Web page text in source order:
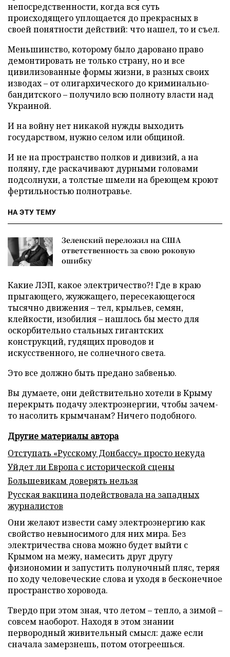
непосредственности, когда вся суть
происходящего уплощается до прекрасных в
своей понятности действий: что нашел, то и съел.
Меньшинство, которому было даровано право
демонтировать не только страну, но и все
цивилизованные формы жизни, в разных своих
изводах – от олигархического до криминально-
бандитского – получило всю полноту власти над
Украиной.
И на войну нет никакой нужды выходить
государством, нужно селом или общиной.
И не на пространство полков и дивизий, а на
поляну, где раскачивают дурными головами
подсолнухи, а толстые шмели на бреющем кроют
фертильностью полнотравье.
НА ЭТУ ТЕМУ
Зеленский переложил на США
ответственность за свою роковую
ошибку
Какие ЛЭП, какое электричество?! Где в краю
прыгающего, жужжащего, пересекающегося
тысячно движения – тел, крыльев, семян,
клейкости, изобилия – нашлось бы место для
оскорбительно стальных гигантских
конструкций, гудящих проводов и
искусственного, не солнечного света.
Это все должно быть предано забвенью.
Вы думаете, они действительно хотели в Крыму
перекрыть подачу электроэнергии, чтобы зачем-
то насолить крымчанам? Ничего подобного.
Другие материалы автора
Отступать «Русскому Донбассу» просто некуда
Уйдет ли Европа с исторической сцены
Большевикам доверять нельзя
Русская вакцина подействовала на западных
журналистов
Они желают извести саму электроэнергию как
свойство невыносимого для них мира. Без
электричества снова можно будет выйти с
Крымом на межу, намесить друг другу
физиономии и запустить полуночный пляс, теряя
по ходу человеческие слова и уходя в бесконечное
пространство хоровода.
Твердо при этом зная, что летом – тепло, а зимой –
совсем наоборот. Находя в этом знании
первородный живительный смысл: даже если
сначала замерзнешь, потом отогреешься.